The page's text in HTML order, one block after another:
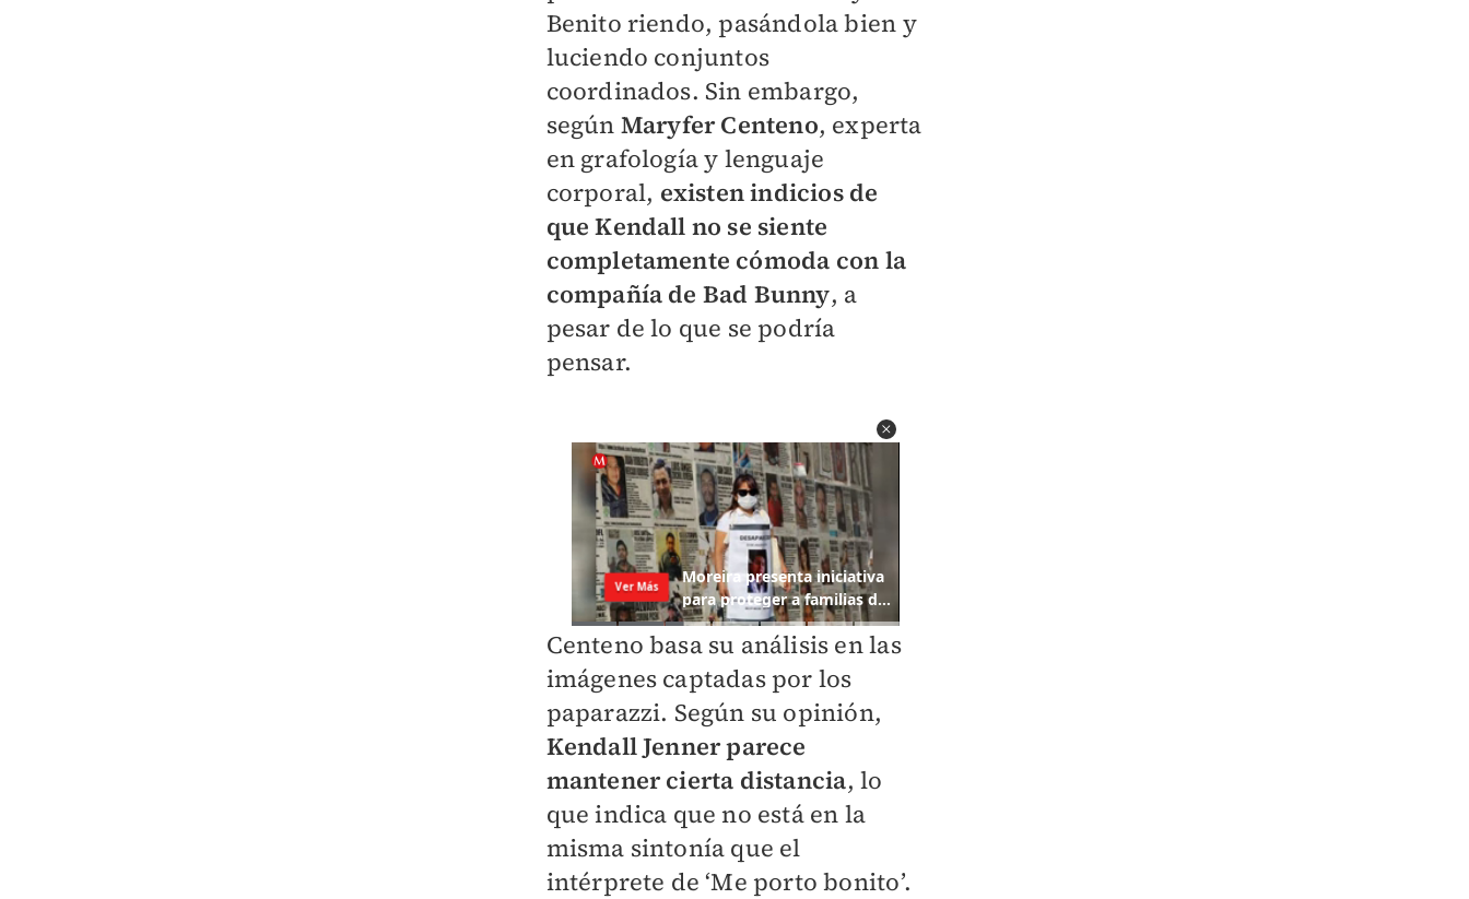
Benito riendo, pasándola bien y
luciendo conjuntos
coordinados. Sin embargo,
según Maryfer Centeno, experta
en grafología y lenguaje
corporal, existen indicios de
que Kendall no se siente
completamente cómoda con la
compañía de Bad Bunny, a
pesar de lo que se podría
pensar.
Centeno basa su análisis en las
imágenes captadas por los
paparazzi. Según su opinión,
Kendall Jenner parece
mantener cierta distancia, lo
que indica que no está en la
misma sintonía que el
intérprete de ‘Me porto bonito’.